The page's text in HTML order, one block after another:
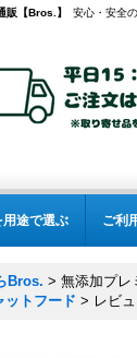
販【Bros.】 安心・安全
用途で選ぶ ご利
Bros. > 無添加プレ
ットフード > レビ